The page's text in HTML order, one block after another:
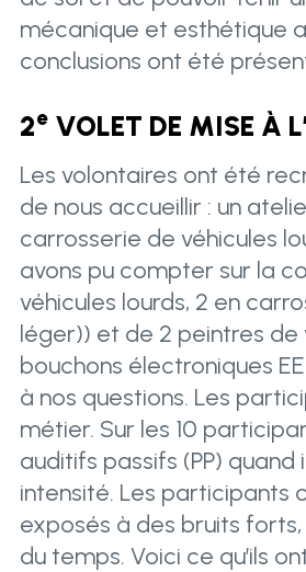
mécanique et esthétique
conclusions ont été
2e VOLET DE MISE À
Les volontaires ont été
de nous accueillir : un
carrosserie de véhicules
avons pu compter sur la
véhicules lourds, 2 en
léger)) et de 2 peintres
bouchons électroniques
à nos questions. Les
métier. Sur les 10
auditifs passifs (PP)
intensité. Les participants
exposés à des bruits forts,
du temps. Voici ce qu’ils